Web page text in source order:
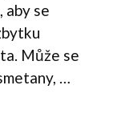
aby se
Může se
…